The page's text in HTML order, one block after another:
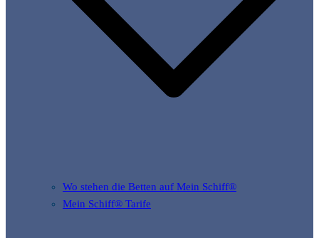
Wo stehen die Betten auf Mein Schiff®
Mein Schiff® Tarife